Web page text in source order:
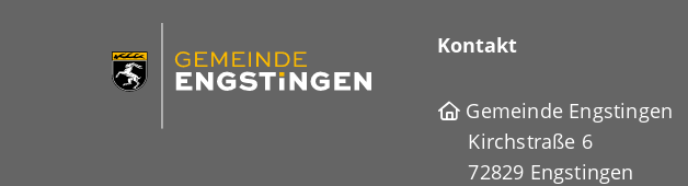
Kontakt
Gemeinde Engstingen
Kirchstraße 6
72829 Engstingen